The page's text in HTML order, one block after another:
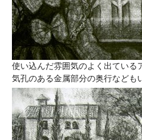
使い込んだ雰囲気のよく出ている
気孔のある金属部分の奥行なども